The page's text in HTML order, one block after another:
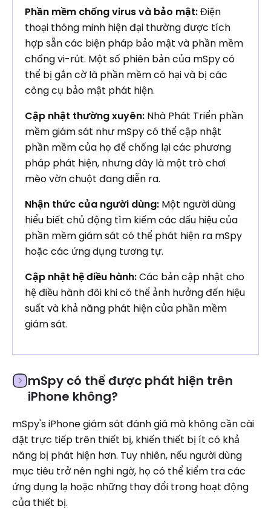
Phần mềm chống virus và bảo mật:Điện
thoại thông minh hiện đại thường được tích
hợp sẵn các biện pháp bảo mật và phần mềm
chống vi-rút. Một số phiên bản của mSpy có
thể bị gắn cờ là phần mềm có hại và bị các
công cụ bảo mật phát hiện.
Cập nhật thường xuyên: Nhà Phát Triển phần
mềm giám sát như mSpy có thể cập nhật
phần mềm của họ để chống lại các phương
pháp phát hiện, nhưng đây là một trò chơi
mèo vờn chuột đang diễn ra.
Nhận thức của người dùng: Một người dùng
hiểu biết chủ động tìm kiếm các dấu hiệu của
phần mềm giám sát có thể phát hiện ra mSpy
hoặc các ứng dụng tương tự.
Cập nhật hệ điều hành:Các bản cập nhật cho
hệ điều hành đôi khi có thể ảnh hưởng đến hiệu
suất và khả năng phát hiện của phần mềm
giám sát.
mSpy có thể được phát hiện trên
iPhone không?
mSpy's iPhone giám sát đánh giá mà không cần cài
đặt trực tiếp trên thiết bị, khiến thiết bị ít có khả
năng bị phát hiện hơn. Tuy nhiên, nếu người dùng
mục tiêu trở nên nghi ngờ, họ có thể kiểm tra các
ứng dụng lạ hoặc những thay đổi trong hoạt động
của thiết bị.